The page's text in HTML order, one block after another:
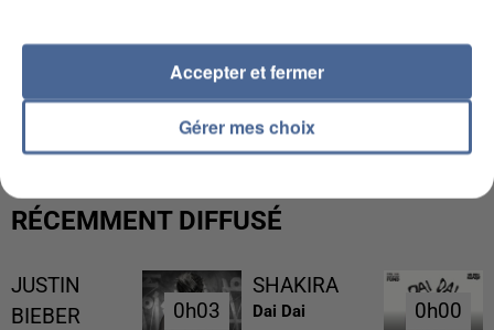
L’UN DES FONDATEURS SUPPOSÉS DE LA DZ
MAFIA INTERPELLÉ EN ALGÉRIE
RÉCEMMENT DIFFUSÉ
JUSTIN
BIEBER
0h03
0h03
SHAKIRA
Dai Dai 0h00
0h00
Gérer mes choix
Accepter et fermer